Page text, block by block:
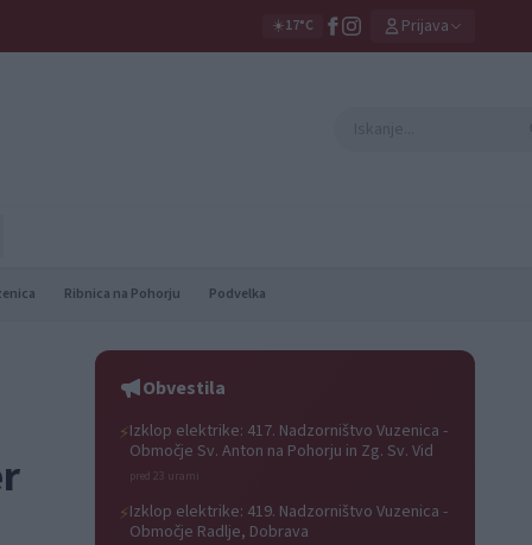
☀️17°C Prijava
Ribnica na Pohorju Podvelka
Obvestila
⚡Izklop elektrike: 417. Nadzorništvo Vuzenica -
Območje Sv. Anton na Pohorju in Zg. Sv. Vid
pred 23 urami
⚡Izklop elektrike: 419. Nadzorništvo Vuzenica -
Območje Radlje, Dobrava